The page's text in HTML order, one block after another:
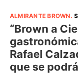
ALMIRANTE BROWN .
“Brown a
Rafael
que se